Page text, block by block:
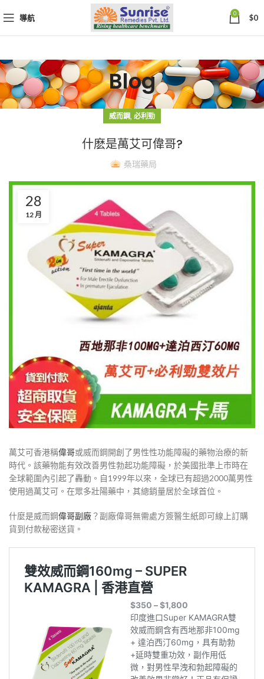
導航 0 $0
Blog
威而鋼, 必利勁
什麽是萬艾可偉哥?
桑瑞藥局
28
12 月
萬艾可香港稱偉哥或威而鋼開創了男性性功能障礙的藥物治療的新
時代。該藥物能有效改善男性勃起功能障礙，於美國批準上市時在
全球範圍內引起了轟動。自1999年以來，全球已有超過2000萬男性
使用過萬艾可。在眾多壯陽藥中，其總銷量居於全球首位。
什麼是威而鋼偉哥副廠 ？副廠偉哥無需處方簽醫生紙即可線上訂購
貨到付款秘密送貨。